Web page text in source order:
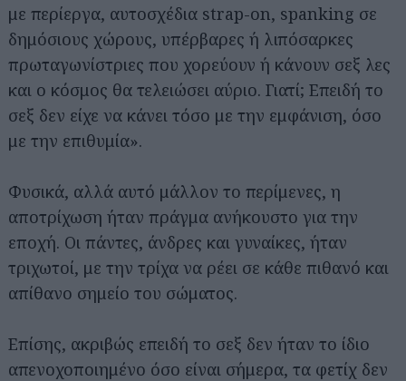
με περίεργα, αυτοσχέδια strap-on, spanking σε
δημόσιους χώρους, υπέρβαρες ή λιπόσαρκες
πρωταγωνίστριες που χορεύουν ή κάνουν σεξ λες
και ο κόσμος θα τελειώσει αύριο. Γιατί; Επειδή το
σεξ δεν είχε να κάνει τόσο με την εμφάνιση, όσο
με την επιθυμία».
Φυσικά, αλλά αυτό μάλλον το περίμενες, η
αποτρίχωση ήταν πράγμα ανήκουστο για την
εποχή. Οι πάντες, άνδρες και γυναίκες, ήταν
τριχωτοί, με την τρίχα να ρέει σε κάθε πιθανό και
απίθανο σημείο του σώματος.
Επίσης, ακριβώς επειδή το σεξ δεν ήταν το ίδιο
απενοχοποιημένο όσο είναι σήμερα, τα φετίχ δεν